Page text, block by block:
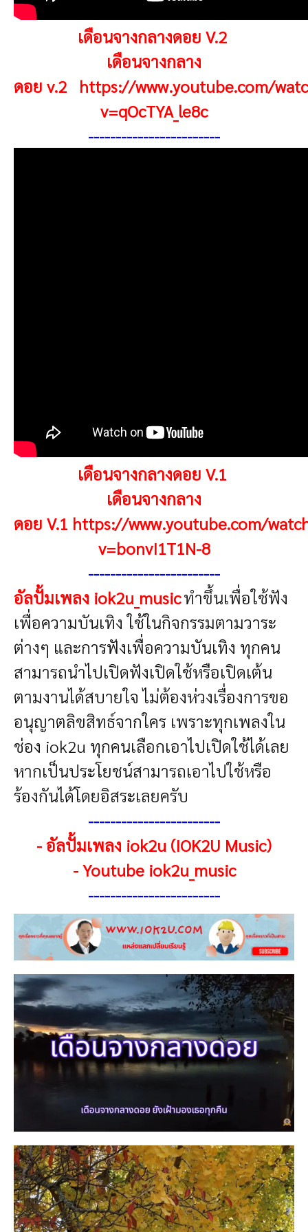
เดือนจางกลางดอย V.2
เดือนจางกลาง
ดอย v.2 https://www.youtube.com/
v=qOcTYA_le8c
------------------------
เดือนจางกลางดอย V.1
เดือนจางกลาง
ดอย V.1 https://www.youtube.com/
v=bonvI1T1N-8
------------------------
อัลปั้มเพลง iok2u_musicทำขึ้นเพื่อใช้ฟัง
เพื่อความบันเทิง ใช้ในกิจกรรมตามวาระ
ต่างๆ และการฟังเพื่อความบันเทิง ทุกคน
สามารถนำไปเปิดฟังเปิดใช้หรือเปิดเต้น
ตามงานได้สบายใจ ไม่ต้องห่วงเรื่องการขอ
อนุญาตลิขสิทธ์จากใคร เพราะทุกเพลงใน
ช่อง iok2u ทุกคนเลือกเอาไปเปิดใช้ได้เลย
หากเป็นประโยชน์สามารถเอาไปใช้หรือ
ร้องกันได้โดยอิสระเลยครับ
------------------------
-อัลปั้มเพลง iok2u (IOK2U Music)
-Youtube iok2u_music
------------------------